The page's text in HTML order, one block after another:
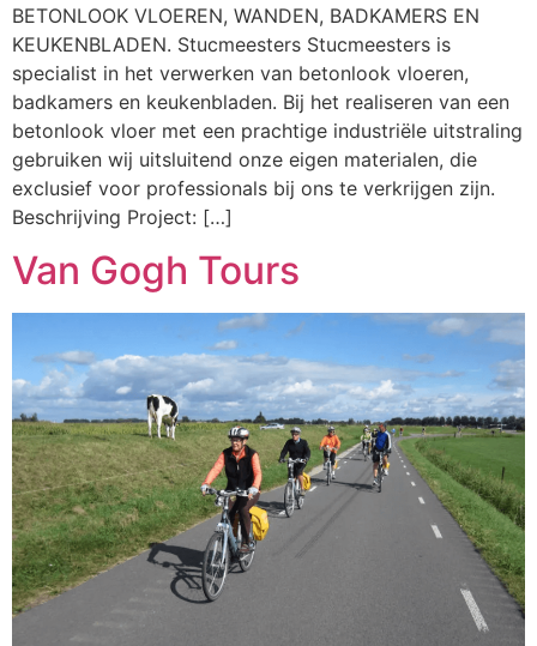
BETONLOOK VLOEREN, WANDEN, BADKAMERS EN
KEUKENBLADEN. Stucmeesters Stucmeesters is
specialist in het verwerken van betonlook vloeren,
badkamers en keukenbladen. Bij het realiseren van een
betonlook vloer met een prachtige industriële uitstraling
gebruiken wij uitsluitend onze eigen materialen, die
exclusief voor professionals bij ons te verkrijgen zijn.
Beschrijving Project: […]
Van Gogh Tours